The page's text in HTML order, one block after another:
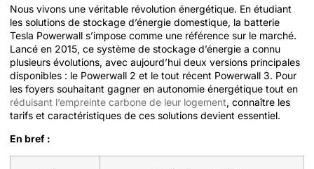
Nous vivons une véritable révolution énergétique. En étudiant
les solutions de stockage d’énergie domestique, la batterie
Tesla Powerwall s’impose comme une référence sur le marché.
Lancé en 2015, ce système de stockage d’énergie a connu
plusieurs évolutions, avec aujourd’hui deux versions principales
disponibles : le Powerwall 2 et le tout récent Powerwall 3. Pour
les foyers souhaitant gagner en autonomie énergétique tout en
réduisant l’empreinte carbone de leur logement, connaître les
tarifs et caractéristiques de ces solutions devient essentiel.
En bref :